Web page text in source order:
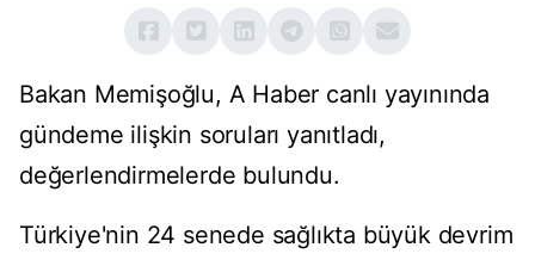
Bakan Memişoğlu, A Haber canlı yayınında
gündeme ilişkin soruları yanıtladı,
değerlendirmelerde bulundu.
Türkiye'nin 24 senede sağlıkta büyük devrim